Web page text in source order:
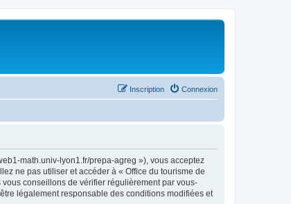
Connexion
Inscription
math.univ-lyon1.fr/prepa-agreg »), vous acceptez
ne pas utiliser et accéder à « Office du tourisme de
conseillons de vérifier régulièrement par vous-
légalement responsable des conditions modifiées et